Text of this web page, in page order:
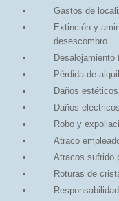
Gastos de
Extinción y
desescombro
Desalojamiento
Pérdida de
Daños estéticos
Daños eléctricos
Robo y
Atraco
Atracos sufrido
Roturas de